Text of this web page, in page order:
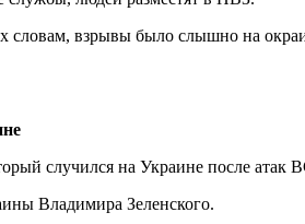
взрывы было слышно на
случился на Украине после атак
Владимира Зеленского.